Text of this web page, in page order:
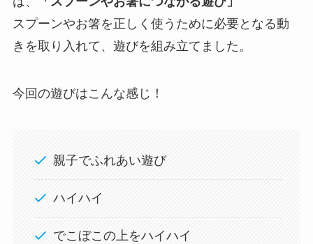
スプーンやお箸を正しく使うために必要となる動
きを取り入れて、遊びを組み立てました。
今回の遊びはこんな感じ！
親子でふれあい遊び
ハイハイ
でこぼこの上をハイハイ